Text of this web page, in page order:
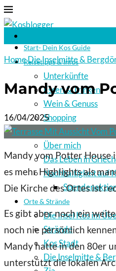
Start- Dein Kos Guide
Reisetipps & Infos
Unterkünfte
Essen & Trinken
Wein & Genuss
Shopping
Reisetipps & Infos
Über mich
Das Leben in
Nachhaltigkeit auf
Orte & Strände
Die Insel Kos im
Strände
Kos Stadt
Die Inselmitte &
HomeDie Inselmitte &
Mandy vom
16/04/2025
Mandy vom Potter House
es mehr Highlights als
Die Kirche des Ortes ist
Es gibt aber noch ein
noch nie persönlich
Mandy hatte in den 80er
unterstützt die lokalen